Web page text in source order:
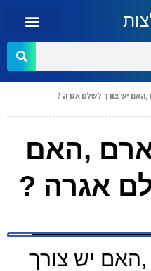
,האם יש צורך לשלם אגרה ?
,האם
אגרה ?
יש צורך